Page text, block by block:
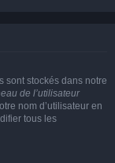
sont stockés dans notre
de l’utilisateur
nom d’utilisateur en
tous les